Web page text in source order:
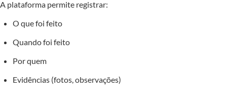
A plataforma permite registrar:
O que foi feito
Quando foi feito
Por quem
Evidências (fotos, observações)